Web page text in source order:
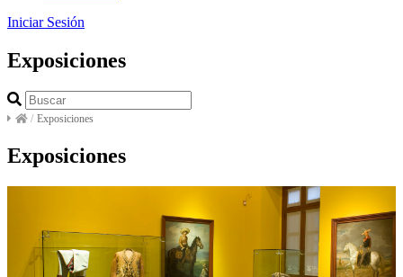
Iniciar Sesión
Exposiciones
/ Exposiciones
Exposiciones